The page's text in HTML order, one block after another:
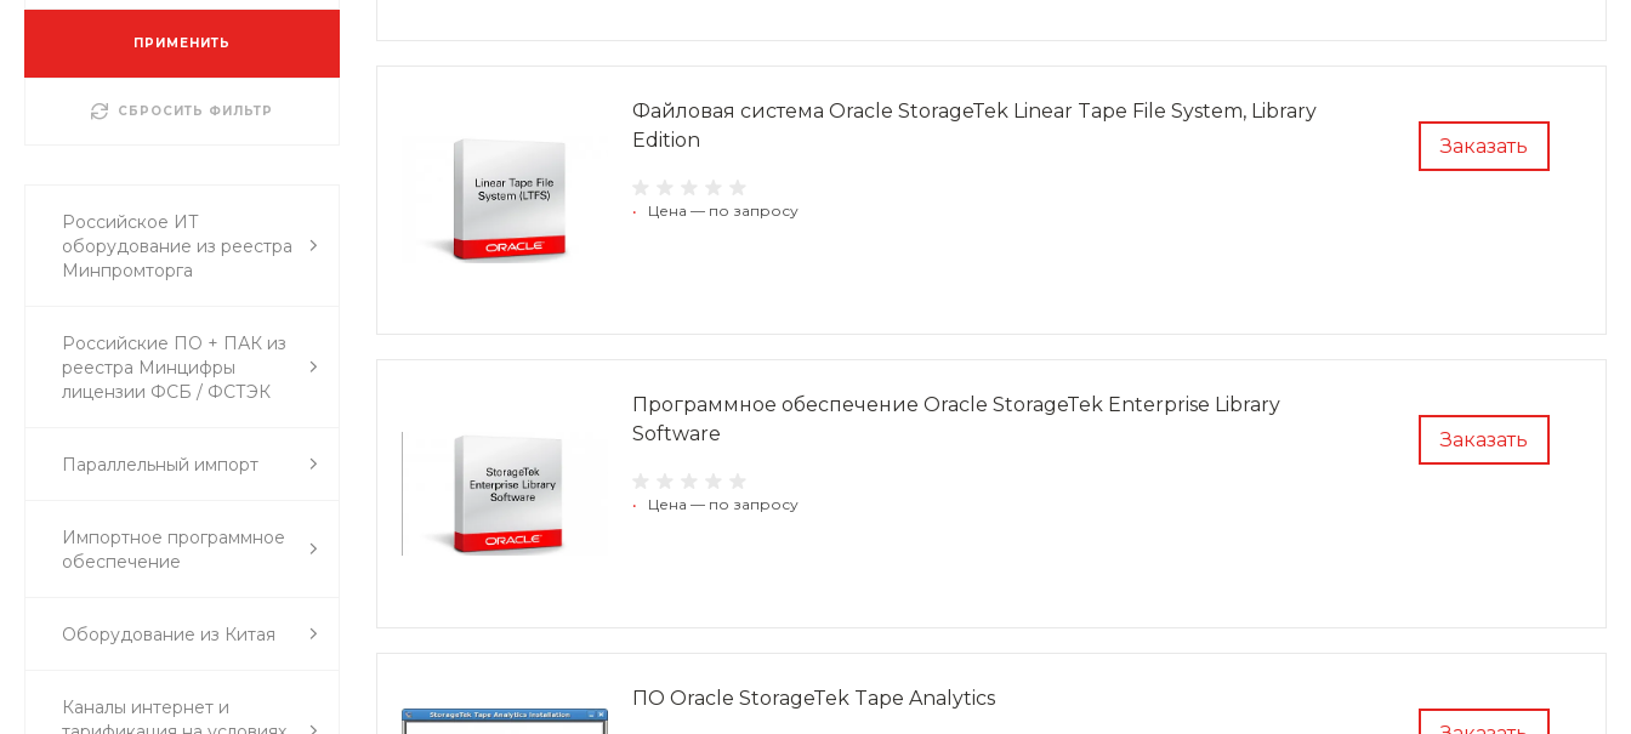
ПРИМЕНИТЬ
СБРОСИТЬ ФИЛЬТР
Российское ИТ
оборудование из реестра
Минпромторга
Российские ПО + ПАК из
реестра Минцифры
лицензии ФСБ / ФСТЭК
Параллельный импорт
Импортное программное
обеспечение
Оборудование из Китая
Каналы интернет и
Заказать
Файловая система Oracle StorageTek Linear Tape File System, Library
Edition
• Цена — по запросу
Заказать
Программное обеспечение Oracle StorageTek Enterprise Library
Software
• Цена — по запросу
ПО Oracle StorageTek Tape Analytics